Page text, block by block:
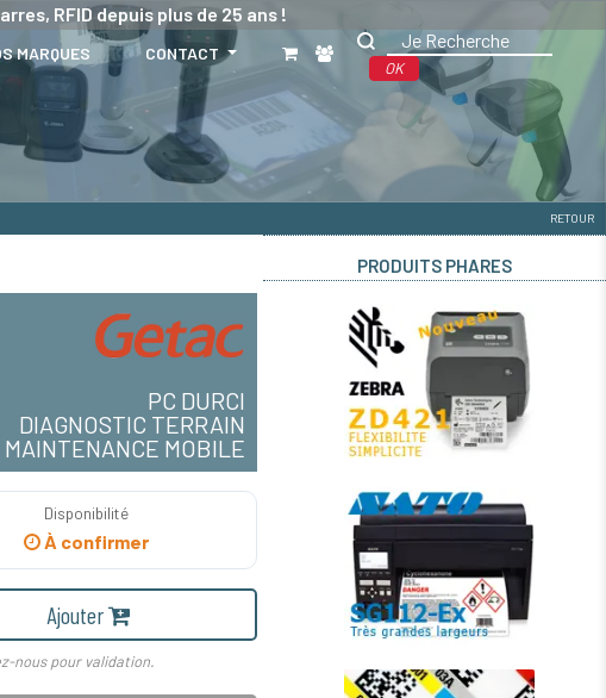
RFID depuis plus de 25 ans !
MARQUES CONTACT
OK
RETOUR
PC DURCI
DIAGNOSTIC TERRAIN
MAINTENANCE MOBILE
Disponibilité
À confirmer
Ajouter
nous pour validation.
PRODUITS PHARES